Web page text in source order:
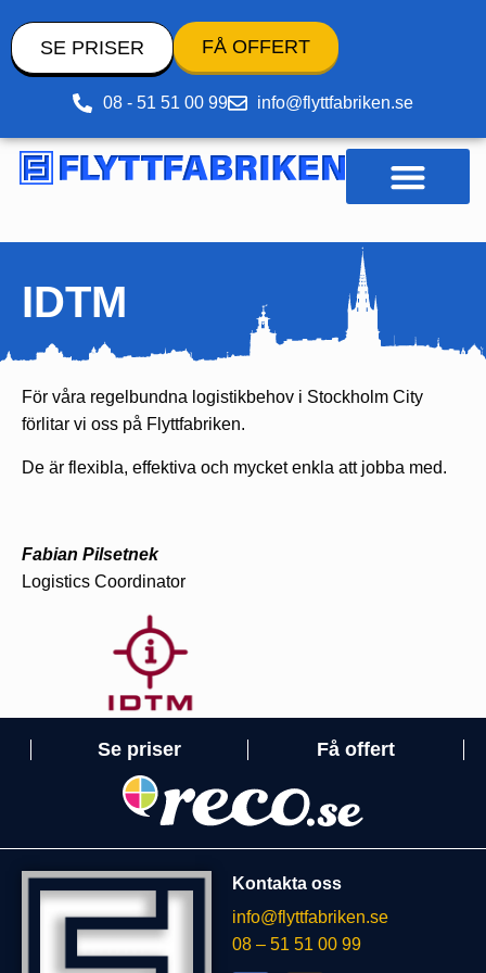
08 - 51 51 00 99 info@flyttfabriken.se
SE PRISER FÅ OFFERT
IDTM
För våra regelbundna logistikbehov i Stockholm City
förlitar vi oss på Flyttfabriken.
De är flexibla, effektiva och mycket enkla att jobba med.
Fabian Pilsetnek
Logistics Coordinator
Se priser Få offert
Kontakta oss
info@flyttfabriken.se
08 – 51 51 00 99